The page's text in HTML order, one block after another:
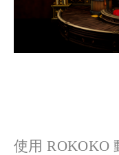
使用 ROKOKO